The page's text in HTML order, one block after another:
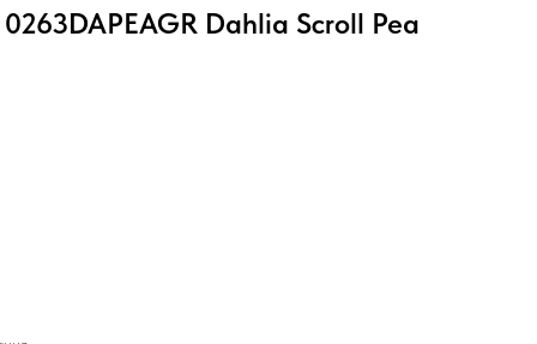
Dahlia Scroll Pea